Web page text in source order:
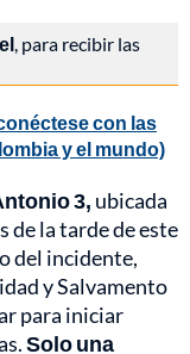
, para recibir las
con las
y el mundo)
3, ubicada
de la tarde de este
del incidente,
y Salvamento
para iniciar
Solo una